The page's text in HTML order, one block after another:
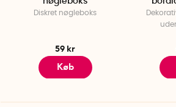
Diskret nøgleboks
59 kr
Køb